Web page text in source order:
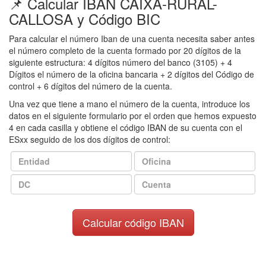
CALLOSA y Código BIC
Para calcular el número Iban de una cuenta necesita saber antes
el número completo de la cuenta formado por 20 dígitos de la
siguiente estructura: 4 dígitos número del banco (3105) + 4
Dígitos el número de la oficina bancaria + 2 dígitos del Código de
control + 6 dígitos del número de la cuenta.
Una vez que tiene a mano el número de la cuenta, introduce los
datos en el siguiente formulario por el orden que hemos expuesto
4 en cada casilla y obtiene el código IBAN de su cuenta con el
ESxx seguido de los dos dígitos de control: